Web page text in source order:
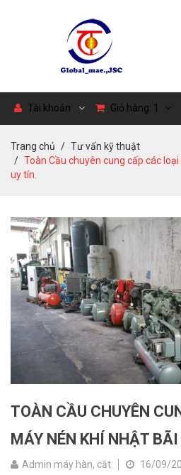
Tài khoản Giỏ hàng: 1
Trang chủ
Tư vấn kỹ thuật
Toàn Cầu chuyên cung cấp các
uy tín.
TOÀN CẦU CHUYÊN
MÁY NÉN KHÍ NHẬT
Admin máy hàn, cắt 16/09/